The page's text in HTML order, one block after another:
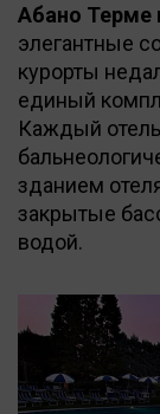
Абано Терме
элегантные
курорты
единый
Каждый
зданием
закрытые
водой.